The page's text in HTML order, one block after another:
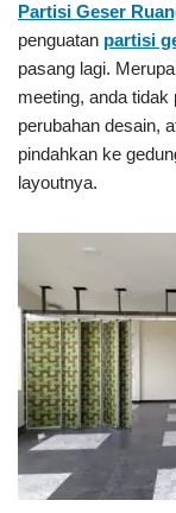
Partisi Geser
penguatan partisi
pasang lagi.
meeting, anda tidak
perubahan desain,
pindahkan ke
layoutnya.